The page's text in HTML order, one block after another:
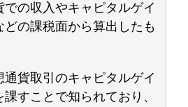
での収入やキャピタルゲイ
どの課税面から算出したも
貨取引のキャピタルゲイ
すことで知られており、